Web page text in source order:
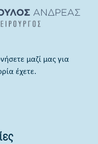
μαζί μας για
έχετε.